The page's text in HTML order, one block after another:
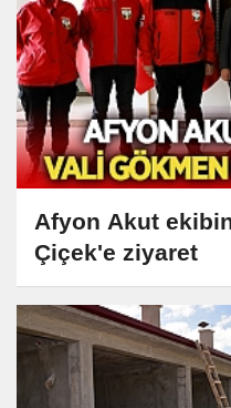
Afyon Akut
Çiçek'e ziyaret